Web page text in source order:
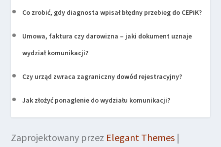
Co zrobić, gdy diagnosta wpisał błędny przebieg do CEPiK?
Umowa, faktura czy darowizna – jaki dokument uznaje
wydział komunikacji?
Czy urząd zwraca zagraniczny dowód rejestracyjny?
Jak złożyć ponaglenie do wydziału komunikacji?
Zaprojektowany przez Elegant Themes |